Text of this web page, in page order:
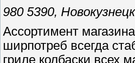
980 5390,
Ассортимент
ширпотреб всегда
гриле колбаски всех